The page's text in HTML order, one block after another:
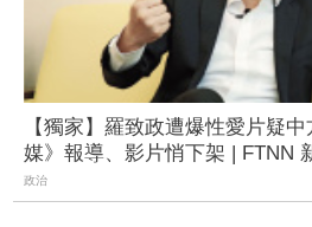
【獨家】羅致政遭爆性愛片疑
媒》報導、影片悄下架 | FTNN
政治